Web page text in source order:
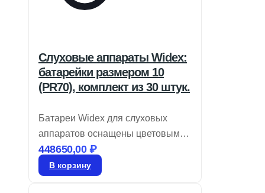
Слуховые аппараты Widex:
батарейки размером 10
(PR70), комплект из 30 штук.
Батареи Widex для слуховых
аппаратов оснащены цветовым
кодом для легкой идентификации
размера и являются воздушно-
448650,00₽
В корзину